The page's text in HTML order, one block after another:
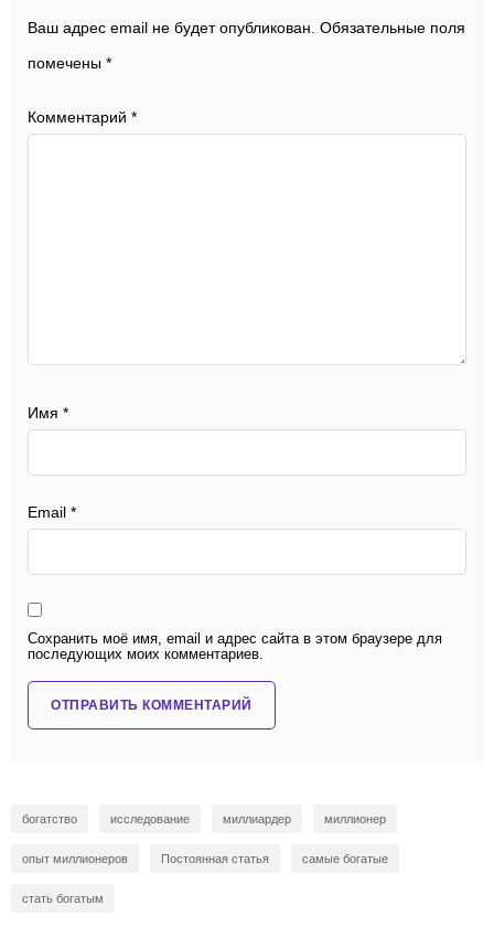
Ваш адрес email не будет опубликован. Обязательные поля
помечены *
Комментарий *
Имя *
Email *
Сохранить моё имя, email и адрес сайта в этом браузере для
последующих моих комментариев.
богатство исследование миллиардер миллионер
опыт миллионеров Постоянная статья самые богатые
стать богатым